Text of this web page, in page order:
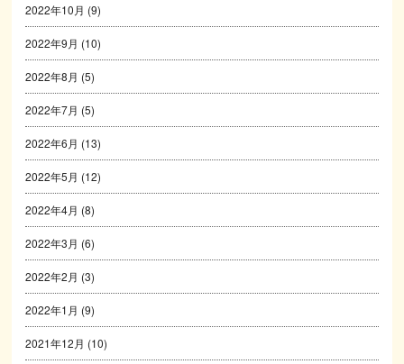
2022年10月 (9)
2022年9月 (10)
2022年8月 (5)
2022年7月 (5)
2022年6月 (13)
2022年5月 (12)
2022年4月 (8)
2022年3月 (6)
2022年2月 (3)
2022年1月 (9)
2021年12月 (10)